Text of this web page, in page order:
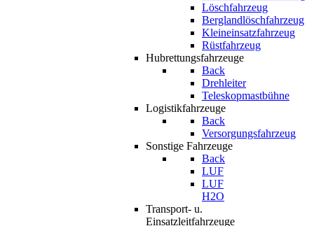
Löschfahrzeug
Berglandlöschfahrzeug
Kleineinsatzfahrzeug
Rüstfahrzeug
Hubrettungsfahrzeuge
Back
Drehleiter
Teleskopmastbühne
Logistikfahrzeuge
Back
Versorgungsfahrzeug
Sonstige Fahrzeuge
Back
LUF
LUF
H2O
Transport- u.
Einsatzleitfahrzeuge